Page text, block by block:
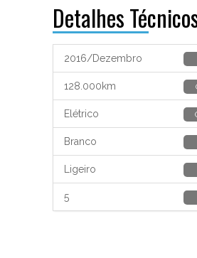
Detalhes
2016/Dezembro
128.000km
Elétrico
Branco
Ligeiro
5